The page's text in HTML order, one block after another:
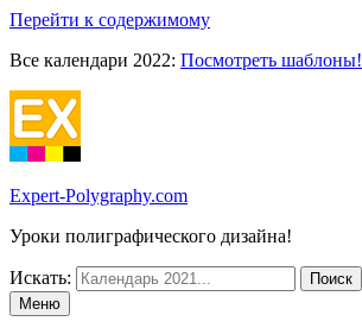
Перейти к содержимому
Все календари 2022: Посмотреть шаблоны!
Expert-Polygraphy.com
Уроки полиграфического дизайна!
Искать:
Меню